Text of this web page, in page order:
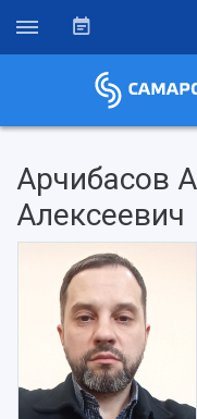
Арчибасов
Алексеевич